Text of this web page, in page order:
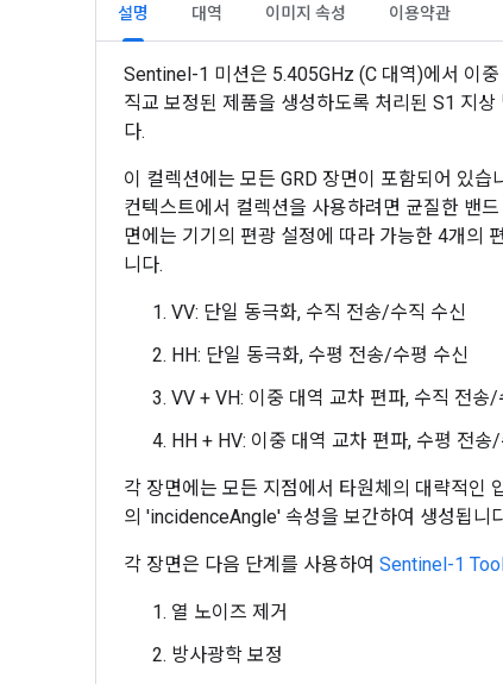
설명 대역 이미지 속성 이용약관
Sentinel-1 미션은 5.405GHz (C 대역)에서 이
직교 보정된 제품을 생성하도록 처리된 S1 지
다.
이 컬렉션에는 모든 GRD 장면이 포함되어 있
컨텍스트에서 컬렉션을 사용하려면 균질한 밴
면에는 기기의 편광 설정에 따라 가능한 4개의
니다.
VV: 단일 동극화, 수직 전송/수직 수신
HH: 단일 동극화, 수평 전송/수평 수신
VV + VH: 이중 대역 교차 편파, 수직 전송/
HH + HV: 이중 대역 교차 편파, 수평 전송
각 장면에는 모든 지점에서 타원체의 대략적인
의 'incidenceAngle' 속성을 보간하여 생성됩니
각 장면은 다음 단계를 사용하여 Sentinel-1
열 노이즈 제거
방사광학 보정